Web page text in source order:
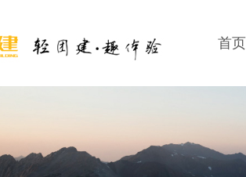
首页